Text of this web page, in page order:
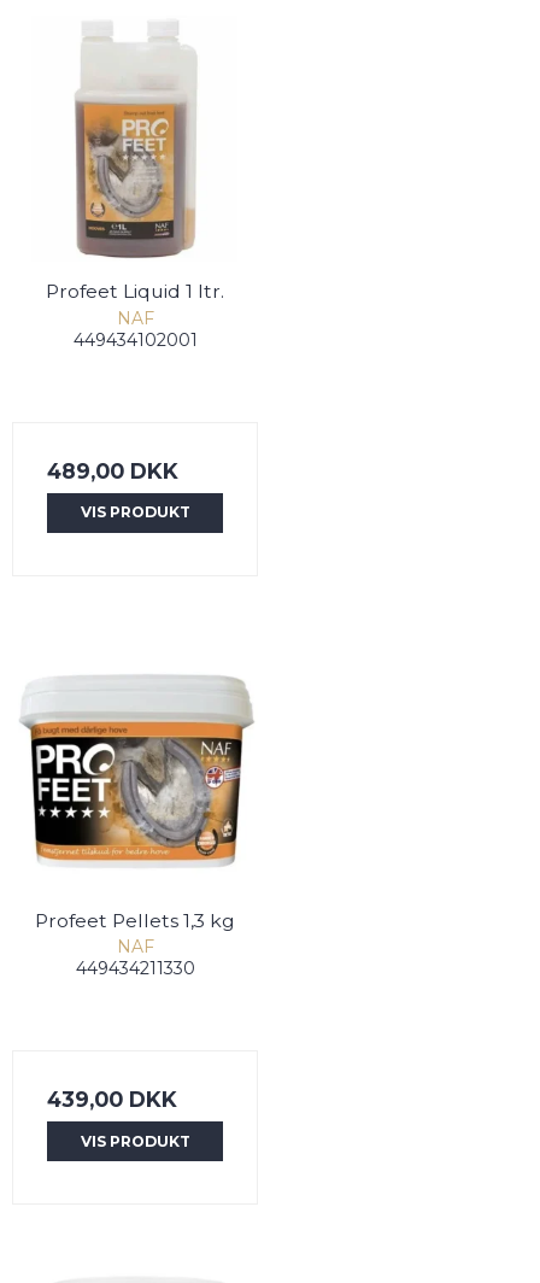
Profeet Liquid 1 ltr.
NAF
449434102001
489,00 DKK
VIS PRODUKT
Profeet Pellets 1,3 kg
NAF
449434211330
439,00 DKK
VIS PRODUKT